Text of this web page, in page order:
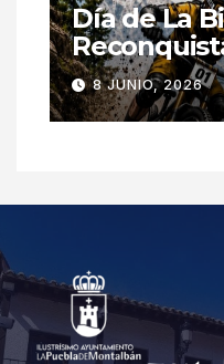
Día de La
8 JUNIO, 2026